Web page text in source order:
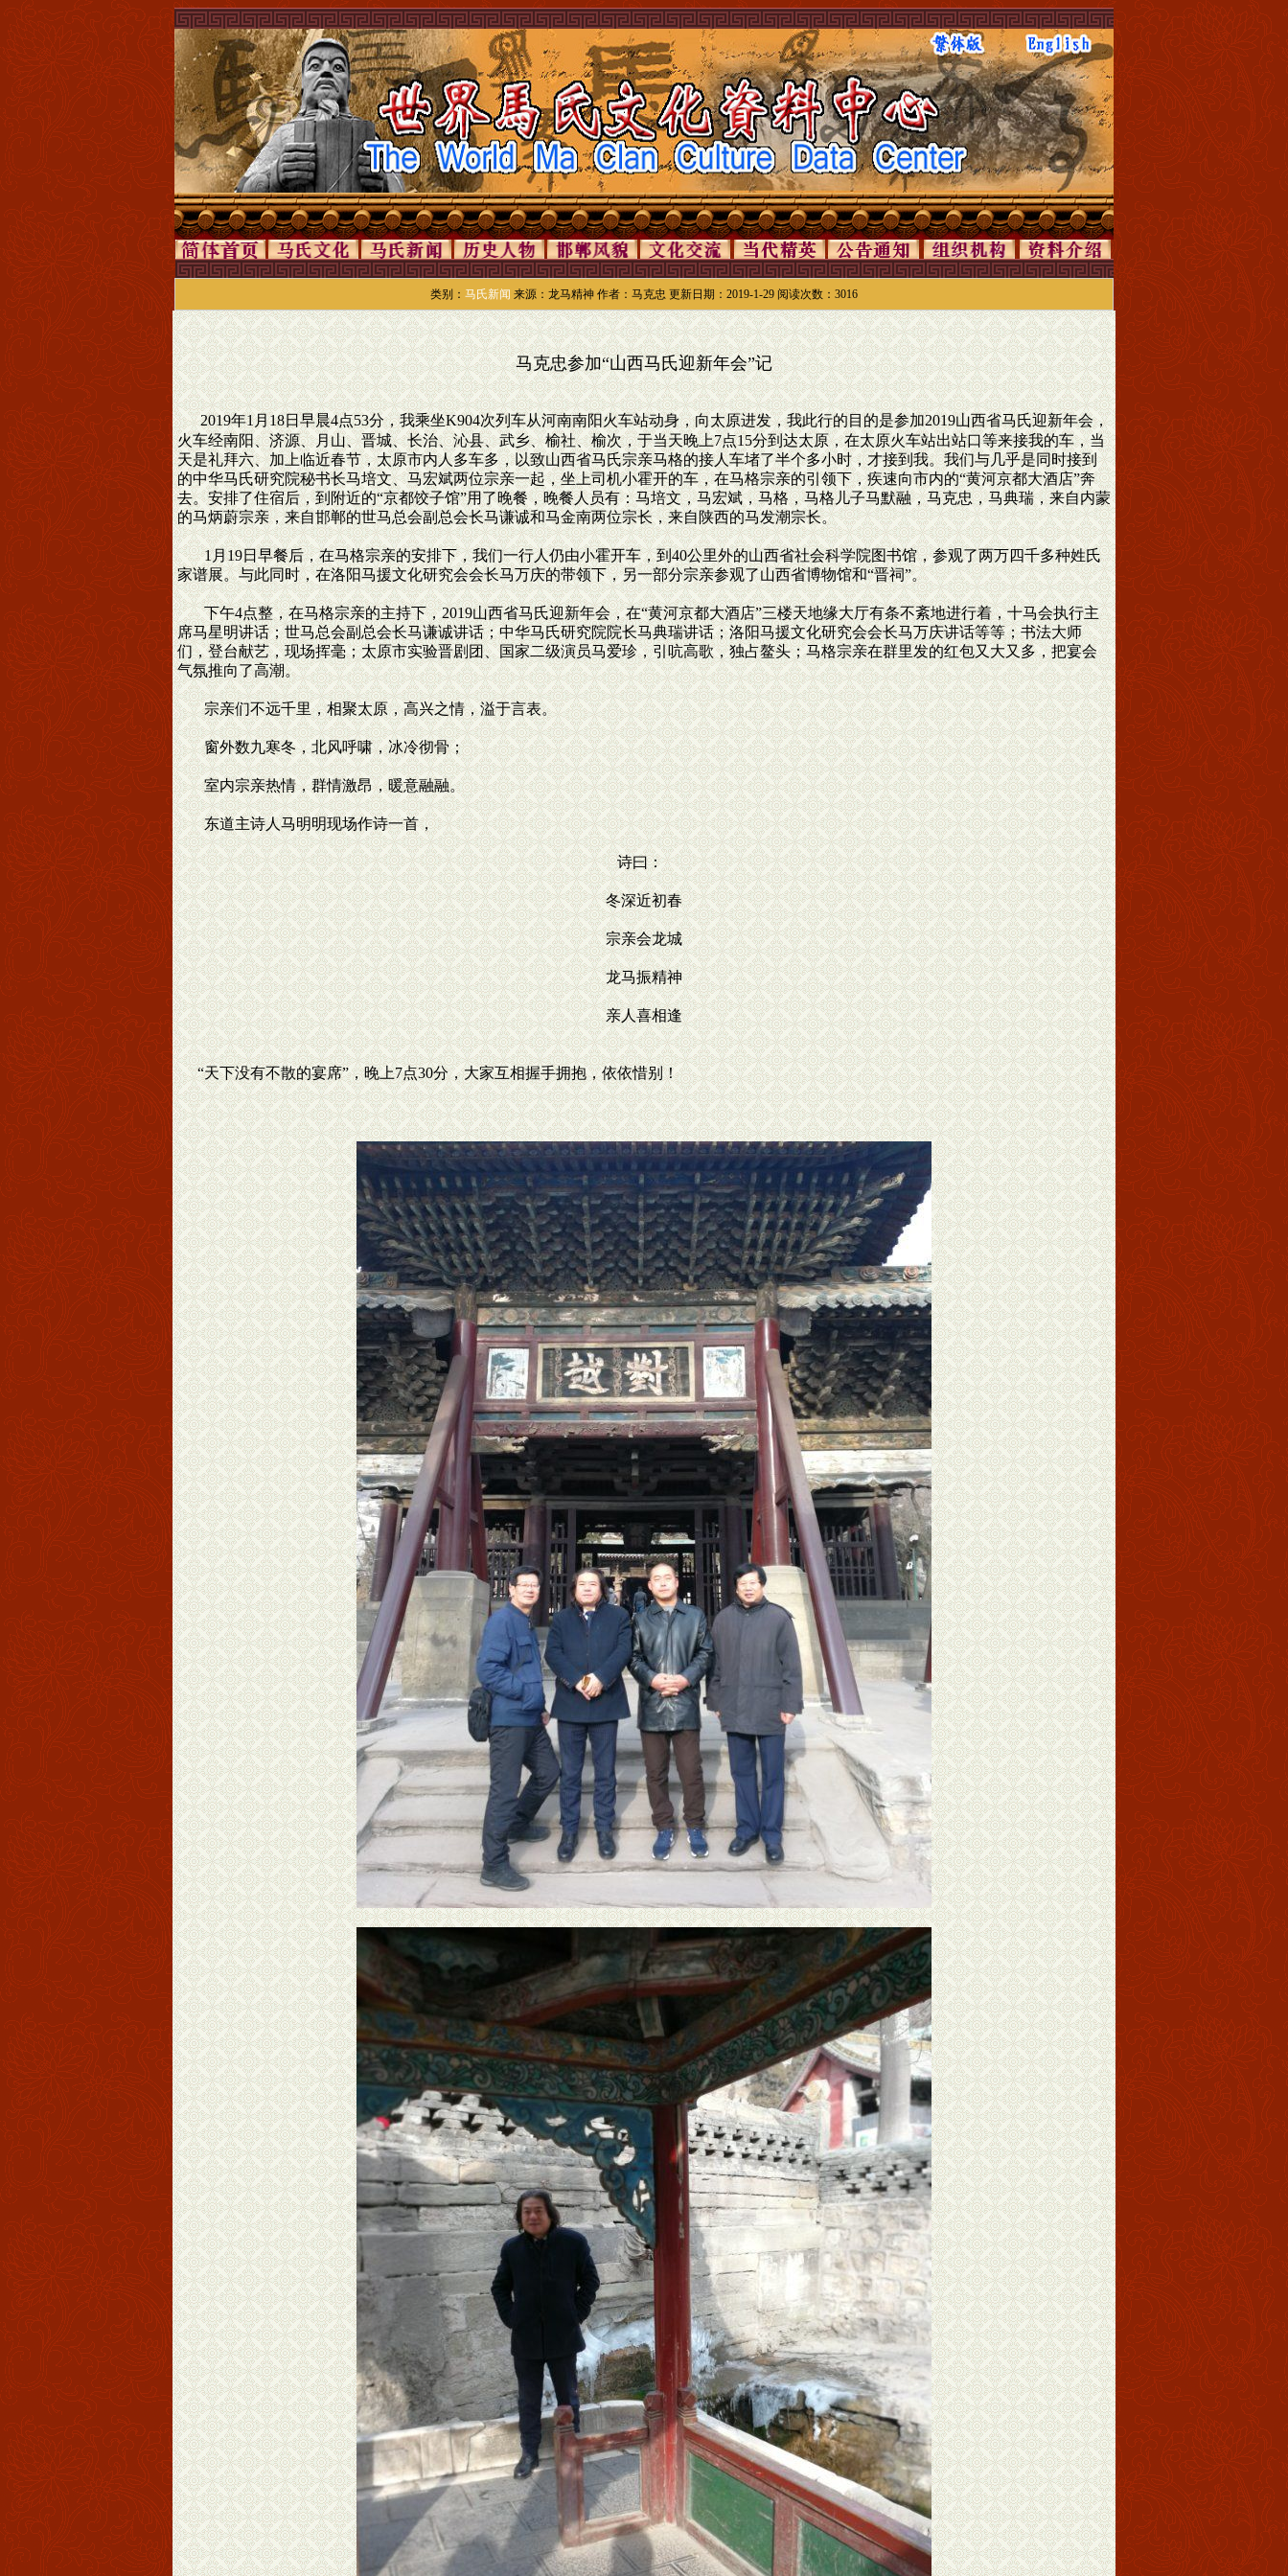
类别： 马氏新闻 来源：龙马精神 作者：马克忠 更新日期：2019-1-29 阅读次数：3016
马克忠参加“山西马氏迎新年会”记
2019年1月18日早晨4点53分，我乘坐K904次列车从河南南阳火车站动身，向太原进发，我此行的目的是参加2019山西省马氏迎新年会，
火车经南阳、济源、月山、晋城、长治、沁县、武乡、榆社、榆次，于当天晚上7点15分到达太原，在太原火车站出站口等来接我的车，当
天是礼拜六、加上临近春节，太原市内人多车多，以致山西省马氏宗亲马格的接人车堵了半个多小时，才接到我。我们与几乎是同时接到
的中华马氏研究院秘书长马培文、马宏斌两位宗亲一起，坐上司机小霍开的车，在马格宗亲的引领下，疾速向市内的“黄河京都大酒店”奔
去。安排了住宿后，到附近的“京都饺子馆”用了晚餐，晚餐人员有：马培文，马宏斌，马格，马格儿子马默融，马克忠，马典瑞，来自内蒙
的马炳蔚宗亲，来自邯郸的世马总会副总会长马谦诚和马金南两位宗长，来自陕西的马发潮宗长。
1月19日早餐后，在马格宗亲的安排下，我们一行人仍由小霍开车，到40公里外的山西省社会科学院图书馆，参观了两万四千多种姓氏
家谱展。与此同时，在洛阳马援文化研究会会长马万庆的带领下，另一部分宗亲参观了山西省博物馆和“晋祠”。
下午4点整，在马格宗亲的主持下，2019山西省马氏迎新年会，在“黄河京都大酒店”三楼天地缘大厅有条不紊地进行着，十马会执行主
席马星明讲话；世马总会副总会长马谦诚讲话；中华马氏研究院院长马典瑞讲话；洛阳马援文化研究会会长马万庆讲话等等；书法大师
们，登台献艺，现场挥毫；太原市实验晋剧团、国家二级演员马爱珍，引吭高歌，独占鳌头；马格宗亲在群里发的红包又大又多，把宴会
气氛推向了高潮。
宗亲们不远千里，相聚太原，高兴之情，溢于言表。
窗外数九寒冬，北风呼啸，冰冷彻骨；
室内宗亲热情，群情激昂，暖意融融。
东道主诗人马明明现场作诗一首，
诗曰：
冬深近初春
宗亲会龙城
龙马振精神
亲人喜相逢
“天下没有不散的宴席”，晚上7点30分，大家互相握手拥抱，依依惜别！